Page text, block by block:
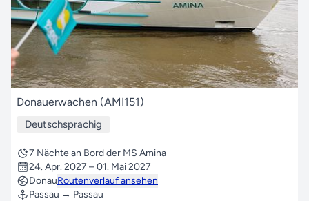
Donauerwachen (AMI151)
Deutschsprachig
7 Nächte an Bord der MS Amina
24. Apr. 2027 – 01. Mai 2027
DonauRoutenverlauf ansehen
Passau → Passau